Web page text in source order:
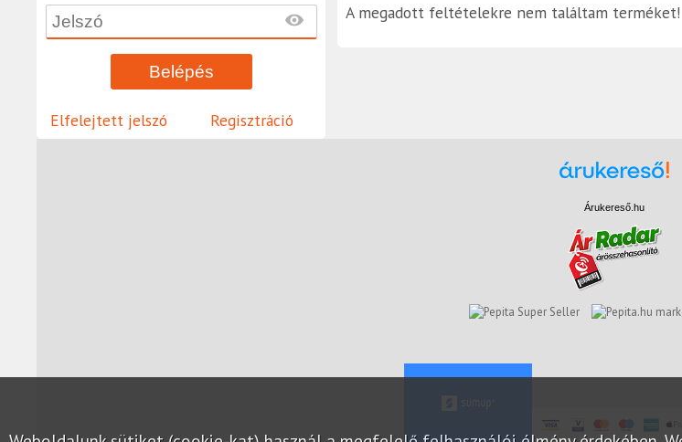
Elfelejtett jelszó Regisztráció
A megadott feltételekre nem találtam terméket!
Árukereső.hu